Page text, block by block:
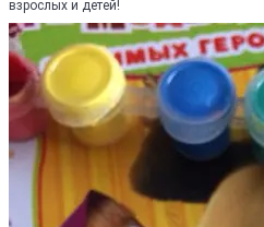
взрослых и детей!